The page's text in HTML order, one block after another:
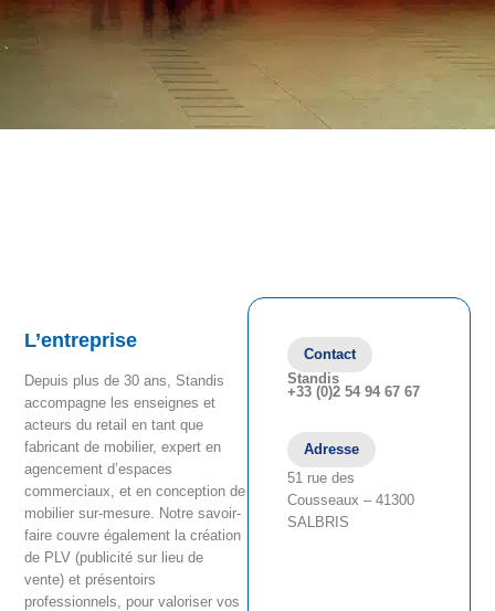
L’entreprise
Depuis plus de 30 ans, Standis
accompagne les enseignes et
acteurs du retail en tant que
fabricant de mobilier, expert en
agencement d’espaces
commerciaux, et en conception de
mobilier sur-mesure. Notre savoir-
faire couvre également la création
de PLV (publicité sur lieu de
vente) et présentoirs
professionnels, pour valoriser vos
Contact
Standis
+33 (0)2 54 94 67 67
Adresse
51 rue des
Cousseaux – 41300
SALBRIS